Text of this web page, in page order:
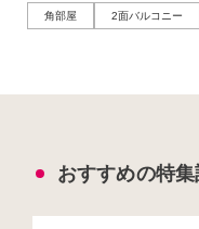
角部屋 2面バルコニー
おすすめの特集